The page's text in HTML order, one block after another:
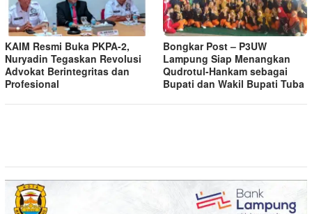
KAIM Resmi Buka PKPA-2,
Nuryadin Tegaskan Revolusi
Advokat Berintegritas dan
Profesional
Bongkar Post – P3UW
Lampung Siap Menangkan
Qudrotul-Hankam sebagai
Bupati dan Wakil Bupati Tuba